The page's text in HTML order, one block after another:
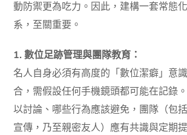
動防禦更為吃力。因此，建構一套常態
系，至關重要。
1. 數位足跡管理與團隊教育：
名人自身必須有高度的「數位潔癖」意
合，需假設任何手機鏡頭都可能在記錄
以討論、哪些行為應該避免，團隊（包
宣傳，乃至親密友人）應有共識與定期